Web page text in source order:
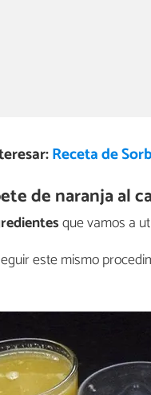
Receta de
de naranja al
que vamos a
este mismo